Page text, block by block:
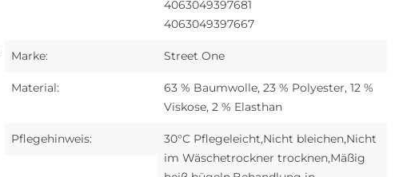
4063049397681
4063049397667
Marke: Street One
Material:
63 % Baumwolle, 23 % Polyester, 12 %
Viskose, 2 % Elasthan
Pflegehinweis:
30°C Pflegeleicht,Nicht bleichen,Nicht
im Wäschetrockner trocknen,Mäßig